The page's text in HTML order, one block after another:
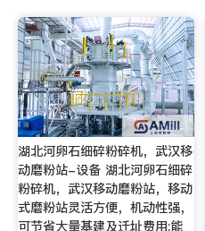
湖北河卵石细碎粉碎机，武汉移
动磨粉站-设备 湖北河卵石细碎
粉碎机，武汉移动磨粉站，移动
式磨粉站灵活方便，机动性强，
可节省大量基建及迁址费用;能